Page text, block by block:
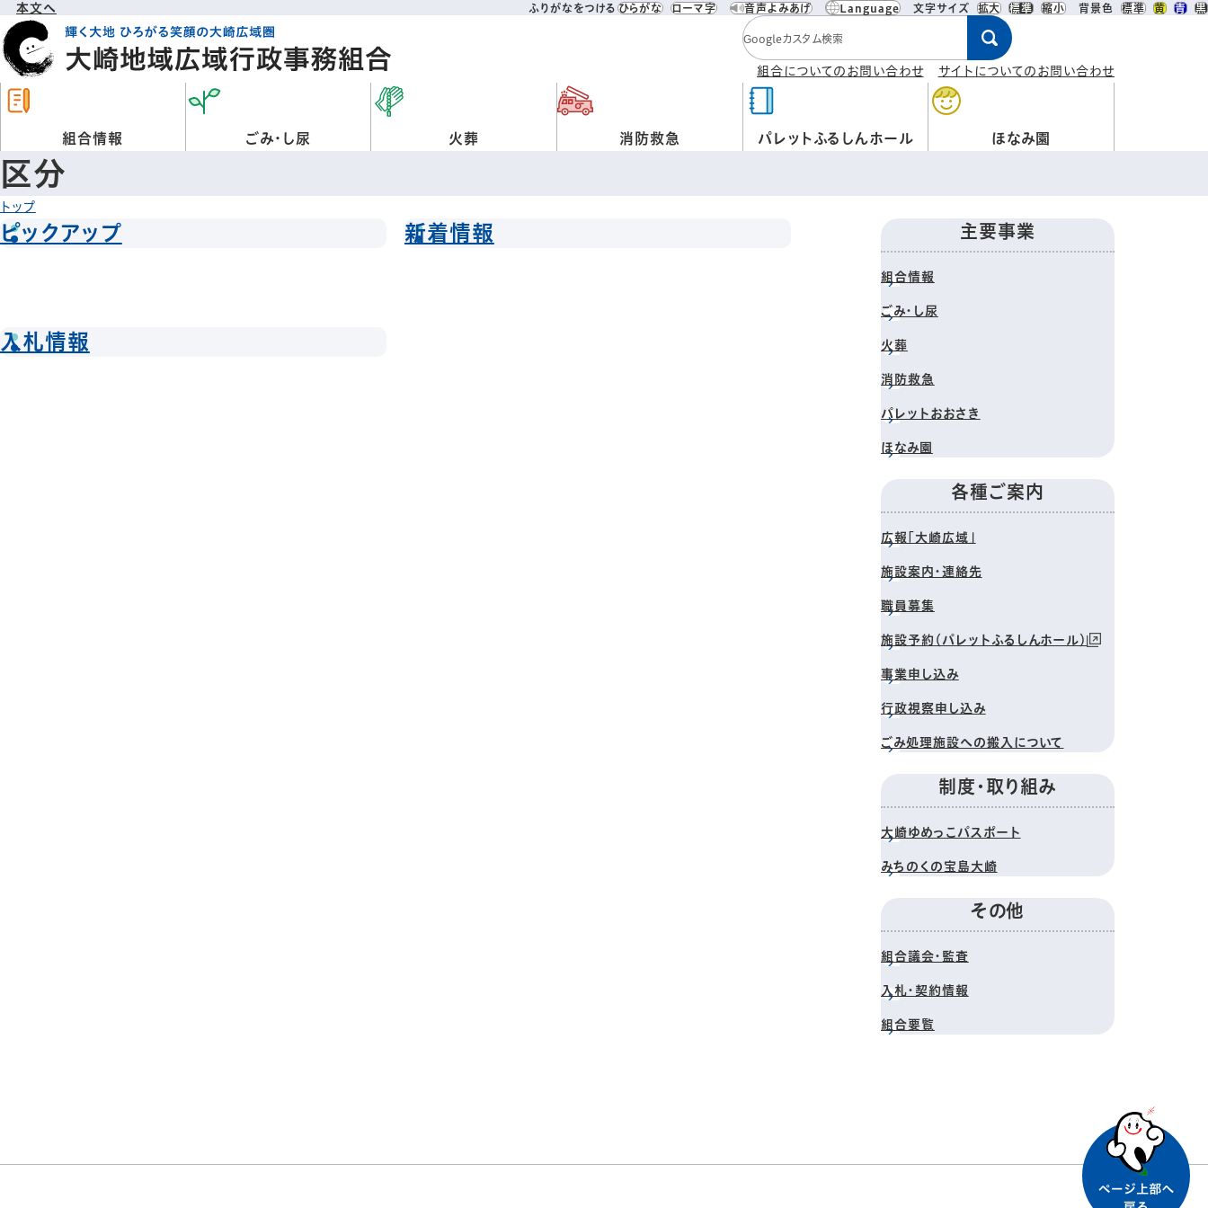
本文へ ふりがなをつける ひらがな ローマ字 音声よみあげ Language 文字サイズ 拡大 標準 縮小 背景色 標準 黄 青 黒
検索キーワード
組合についてのお問い合わせ サイトについてのお問い合わせ
組合情報 ごみ・し尿 火葬 消防救急 パレットふるしんホール ほなみ園
区分
トップ
ピックアップ 新着情報
入札情報
主要事業
組合情報
ごみ・し尿
火葬
消防救急
パレットおおさき
ほなみ園
各種ご案内
広報「大崎広域」
施設案内・連絡先
職員募集
施設予約（パレットふるしんホール）
事業申し込み
行政視察申し込み
ごみ処理施設への搬入について
制度・取り組み
大崎ゆめっこパスポート
みちのくの宝島大崎
その他
組合議会・監査
入札・契約情報
組合要覧